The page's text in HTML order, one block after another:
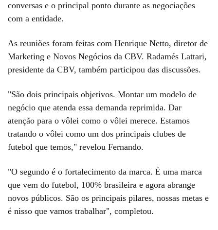
conversas e o principal ponto durante as negociações
com a entidade.
As reuniões foram feitas com Henrique Netto, diretor de
Marketing e Novos Negócios da CBV. Radamés Lattari,
presidente da CBV, também participou das discussões.
"São dois principais objetivos. Montar um modelo de
negócio que atenda essa demanda reprimida. Dar
atenção para o vôlei como o vôlei merece. Estamos
tratando o vôlei como um dos principais clubes de
futebol que temos," revelou Fernando.
"O segundo é o fortalecimento da marca. É uma marca
que vem do futebol, 100% brasileira e agora abrange
novos públicos. São os principais pilares, nossas metas e
é nisso que vamos trabalhar", completou.